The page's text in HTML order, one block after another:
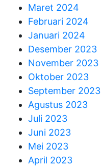
Maret 2024
Februari 2024
Januari 2024
Desember 2023
November 2023
Oktober 2023
September 2023
Agustus 2023
Juli 2023
Juni 2023
Mei 2023
April 2023